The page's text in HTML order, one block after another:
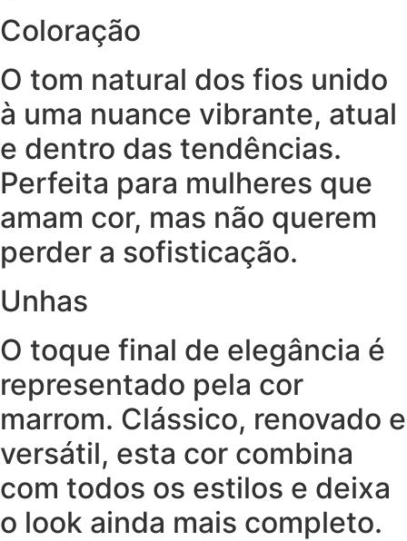
Coloração
O tom natural dos fios unido
à uma nuance vibrante, atual
e dentro das tendências.
Perfeita para mulheres que
amam cor, mas não querem
perder a sofisticação.
Unhas
O toque final de elegância é
representado pela cor
marrom. Clássico, renovado e
versátil, esta cor combina
com todos os estilos e deixa
o look ainda mais completo.